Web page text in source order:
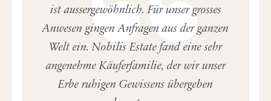
ist aussergewöhnlich. Für unser grosses
Anwesen gingen Anfragen aus der ganzen
Welt ein. Nobilis Estate fand eine sehr
angenehme Käuferfamilie, der wir unser
Erbe ruhigen Gewissens übergeben